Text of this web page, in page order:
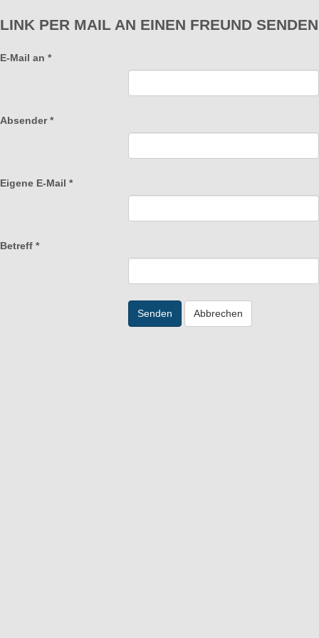
LINK PER MAIL AN EINEN FREUND SENDEN
E-Mail an *
Absender*
Eigene E-Mail *
Betreff *
Senden Abbrechen